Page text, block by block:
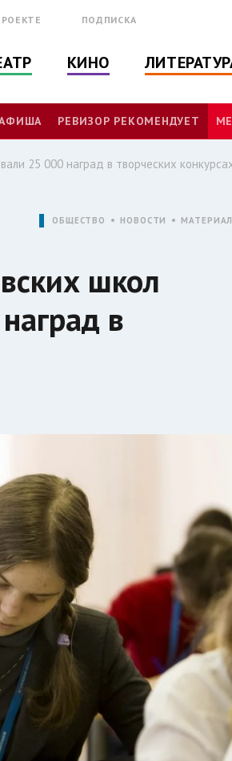
ПОДПИСКА
КИНО
РЕВИЗОР РЕКОМЕНДУЕТ
25 000 наград в творческих
ОБЩЕСТВО НОВОСТИ МАТЕРИАЛ
школ
в